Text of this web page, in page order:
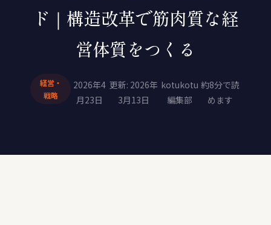
ド｜構造改革で筋肉質な経
営体質をつくる
経営・
戦略
2026年4
月23日
更新: 2026年
3月13日
kotukotu
編集部
約8分で読
めます